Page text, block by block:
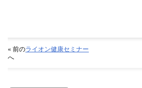
« 前のライオン健康セミナー
へ